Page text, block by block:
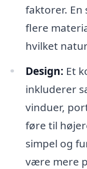
faktorer.
flere
hvilket
Design: Et
inkluderer
vinduer,
føre til
simpel og
være mere